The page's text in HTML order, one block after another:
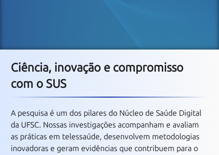
Ciência, inovação e compromisso
com o SUS
A pesquisa é um dos pilares do Núcleo de Saúde Digital
da UFSC. Nossas investigações acompanham e avaliam
as práticas em telessaúde, desenvolvem metodologias
inovadoras e geram evidências que contribuem para o